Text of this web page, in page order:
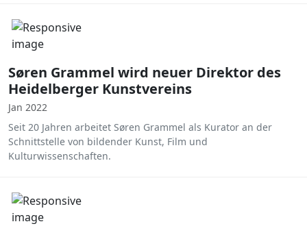
Søren Grammel wird neuer Direktor des
Heidelberger Kunstvereins
Jan 2022
Seit 20 Jahren arbeitet Søren Grammel als Kurator an der
Schnittstelle von bildender Kunst, Film und
Kulturwissenschaften.